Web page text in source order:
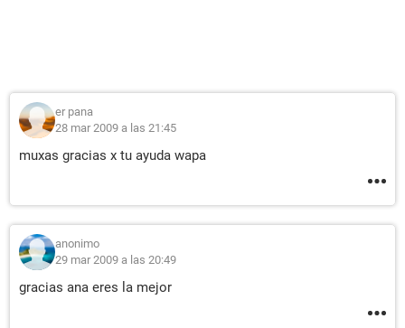
er pana
28 mar 2009 a las 21:45
muxas gracias x tu ayuda wapa
anonimo
29 mar 2009 a las 20:49
gracias ana eres la mejor